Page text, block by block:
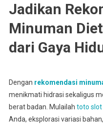
Jadikan
Minuman
dari Gaya
Dengan rekomendasi
menikmati hidrasi sekaligus
berat badan. Mulailah toto slot
Anda, eksplorasi variasi